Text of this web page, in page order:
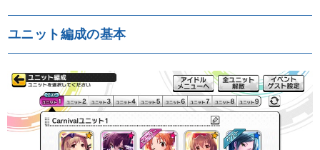
ユニット編成の基本